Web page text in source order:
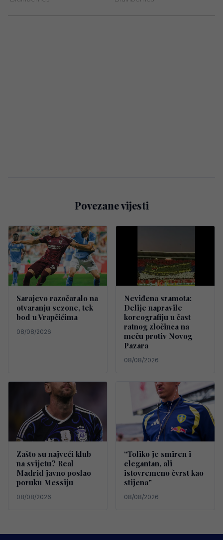
Povezane vijesti
Sarajevo razočaralo na
otvaranju sezone, tek
bod u Vrapčićima
08/08/2026
Neviđena sramota:
Delije napravile
koreografiju u čast
ratnog zločinca na
meču protiv Novog
Pazara
08/08/2026
Zašto su najveći klub
na svijetu? Real
Madrid javno poslao
poruku Messiju
08/08/2026
“Toliko je smiren i
elegantan, ali
istovremeno čvrst kao
stijena”
08/08/2026